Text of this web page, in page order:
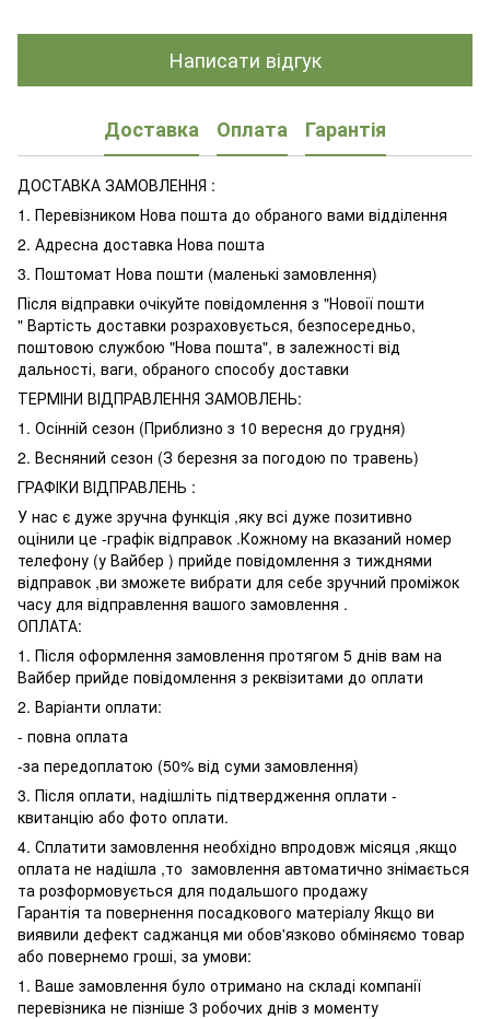
Написати відгук
Доставка Оплата Гарантія
ДОСТАВКА ЗАМОВЛЕННЯ :
1. Перевізником Нова пошта до обраного вами відділення
2. Адресна доставка Нова пошта
3. Поштомат Нова пошти (маленькі замовлення)
Після відправки очікуйте повідомлення з "Новоії пошти
" Вартість доставки розраховується, безпосередньо,
поштовою службою "Нова пошта", в залежності від
дальності, ваги, обраного способу доставки
ТЕРМІНИ ВІДПРАВЛЕННЯ ЗАМОВЛЕНЬ:
1. Осінній сезон (Приблизно з 10 вересня до грудня)
2. Весняний сезон (З березня за погодою по травень)
ГРАФІКИ ВІДПРАВЛЕНЬ :
У нас є дуже зручна функція ,яку всі дуже позитивно
оцінили це -графік відправок .Кожному на вказаний номер
телефону (у Вайбер ) прийде повідомлення з тижднями
відправок ,ви зможете вибрати для себе зручний проміжок
часу для відправлення вашого замовлення .
ОПЛАТА:
1. Після оформлення замовлення протягом 5 днів вам на
Вайбер прийде повідомлення з реквізитами до оплати
2. Варіанти оплати:
- повна оплата
-за передоплатою (50% від суми замовлення)
3. Після оплати, надішліть підтвердження оплати -
квитанцію або фото оплати.
4. Сплатити замовлення необхідно впродовж місяця ,якщо
оплата не надішла ,то замовлення автоматично знімається
та розформовується для подальшого продажу
Гарантія та повернення посадкового матеріалу Якщо ви
виявили дефект саджанця ми обов'язково обміняємо товар
або повернемо гроші, за умови:
1. Ваше замовлення було отримано на складі компанії
перевізника не пізніше 3 робочих днів з моменту